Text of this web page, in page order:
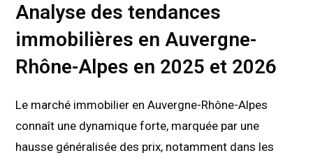
Analyse des tendances
immobilières en Auvergne-
Rhône-Alpes en 2025 et 2026
Le marché immobilier en Auvergne-Rhône-Alpes
connaît une dynamique forte, marquée par une
hausse généralisée des prix, notamment dans les